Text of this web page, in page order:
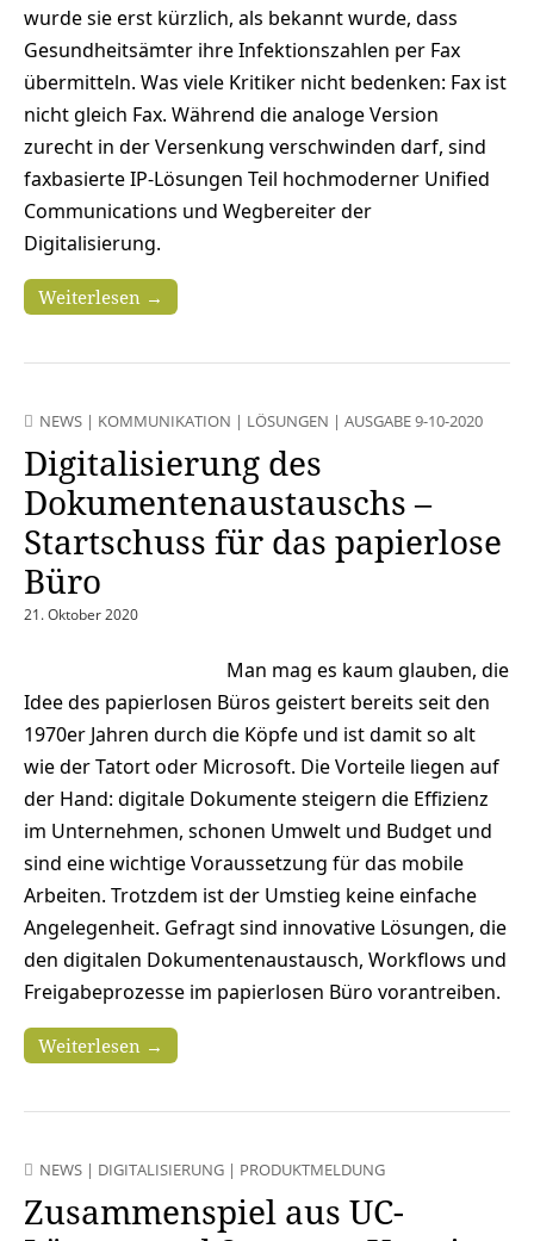
wurde sie erst kürzlich, als bekannt wurde, dass
Gesundheitsämter ihre Infektionszahlen per Fax
übermitteln. Was viele Kritiker nicht bedenken: Fax ist
nicht gleich Fax. Während die analoge Version
zurecht in der Versenkung verschwinden darf, sind
faxbasierte IP-Lösungen Teil hochmoderner Unified
Communications und Wegbereiter der
Digitalisierung.
Weiterlesen →
NEWS | KOMMUNIKATION | LÖSUNGEN | AUSGABE 9-10-2020
Digitalisierung des
Dokumentenaustauschs –
Startschuss für das papierlose
Büro
21. Oktober 2020
Man mag es kaum glauben, die
Idee des papierlosen Büros geistert bereits seit den
1970er Jahren durch die Köpfe und ist damit so alt
wie der Tatort oder Microsoft. Die Vorteile liegen auf
der Hand: digitale Dokumente steigern die Effizienz
im Unternehmen, schonen Umwelt und Budget und
sind eine wichtige Voraussetzung für das mobile
Arbeiten. Trotzdem ist der Umstieg keine einfache
Angelegenheit. Gefragt sind innovative Lösungen, die
den digitalen Dokumentenaustausch, Workflows und
Freigabeprozesse im papierlosen Büro vorantreiben.
Weiterlesen →
NEWS | DIGITALISIERUNG | PRODUKTMELDUNG
Zusammenspiel aus UC-